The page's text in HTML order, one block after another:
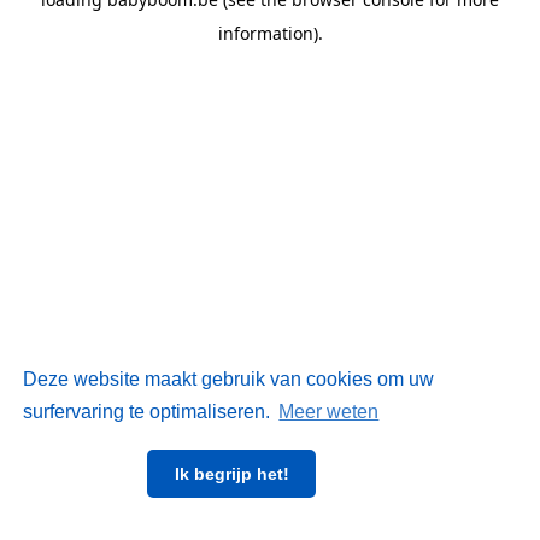
Deze website maakt gebruik van cookies om uw
surfervaring te optimaliseren. Meer weten
Ik begrijp het!
information).